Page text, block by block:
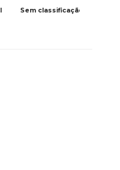
Sem classificação